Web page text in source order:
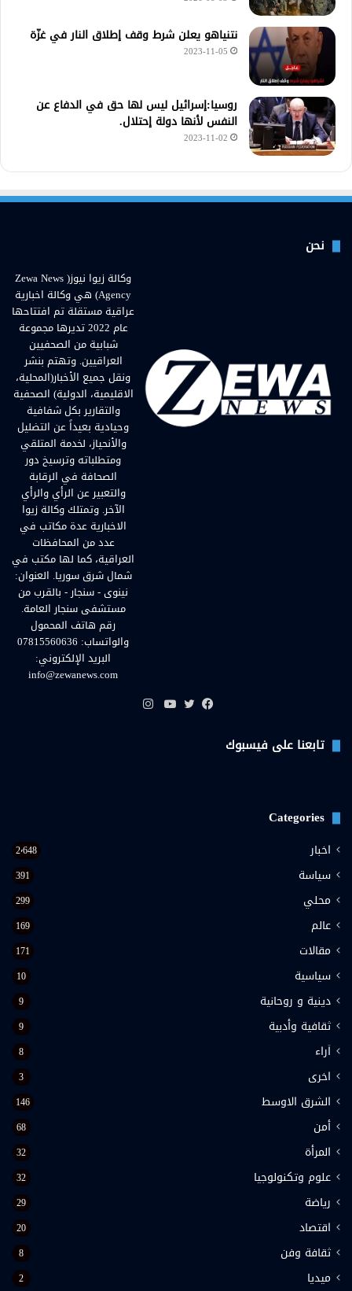
نتنياهو يعلن شرط وقف إطلاق النار في غزّة
2023-11-05
روسيا:إسرائيل ليس لها حق في الدفاع عن
النفس لأنها دولة إحتلال.
2023-11-02
نحن
وكالة زيوا نيوز( Zewa News
Agency) هي وكالة اخبارية
عراقية مستقلة تم افتتاحها
عام 2022 تديرها مجموعة
شبابية من الصحفيين
العراقيين. وتهتم بنشر
ونقل جميع الأخبار(المحلية،
الاقليمية، الدولية) الصحفية
والتقارير بكل شفافية
وحيادية بعيداً عن التضليل
والأنحياز، لخدمة المتلقي
ومتطلباته وترسيخ دور
الصحافة في الرقابة
والتعبير عن الرأي والرأي
الآخر. وتمتلك وكالة زيوا
الاخبارية عدة مكاتب في
عدد من المحافظات
العراقية، كما لها مكتب في
شمال شرق سوريا. العنوان:
نينوى - سنجار - بالقرب من
مستشفى سنجار العامة.
رقم هاتف المحمول
والواتساب: 07815560636
البريد الإلكتروني:
info@zewanews.com
تابعنا على فيسبوك
Categories
اخبار 2٬648
سياسة 391
محلي 299
عالم 169
مقالات 171
سياسية 10
دينية و روحانية 9
ثقافية وأدبية 9
اَراء 8
اخرى 3
الشرق الاوسط 146
أمن 68
المرأة 32
علوم وتكنولوجيا 32
رياضة 29
اقتصاد 20
ثقافة وفن 8
ميديا 2